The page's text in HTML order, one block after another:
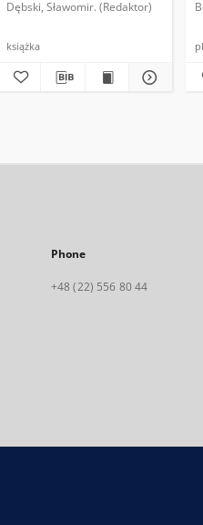
Dębski, Sławomir. (Redaktor)
książka
Phone
+48 (22) 556 80 44